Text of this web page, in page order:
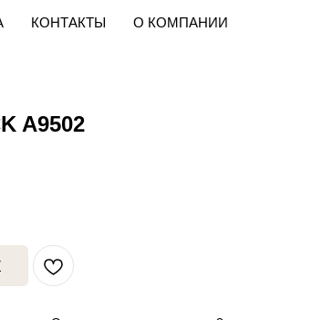
КОНТАКТЫ О КОМПАНИИ
A9502